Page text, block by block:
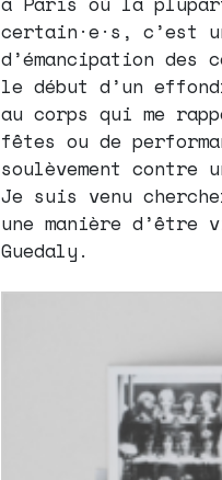
certain·e·s, c’est
d’émancipation
le début d’un
au corps qui me
fêtes ou de
soulèvement contre
Je suis venu
une manière d’être
Guedaly.